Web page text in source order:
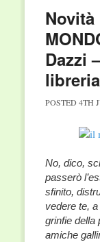
Dazzi
libreria
POSTED 4TH
No, dico,
passerò
sfinito,
vedere te,
grinfie della
amiche